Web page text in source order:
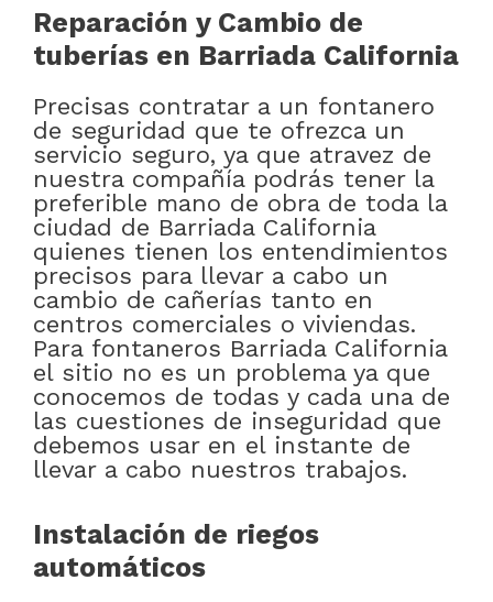
Reparación y Cambio de
tuberías en Barriada California
Precisas contratar a un fontanero
de seguridad que te ofrezca un
servicio seguro, ya que atravez de
nuestra compañía podrás tener la
preferible mano de obra de toda la
ciudad de Barriada California
quienes tienen los entendimientos
precisos para llevar a cabo un
cambio de cañerías tanto en
centros comerciales o viviendas.
Para fontaneros Barriada California
el sitio no es un problema ya que
conocemos de todas y cada una de
las cuestiones de inseguridad que
debemos usar en el instante de
llevar a cabo nuestros trabajos.
Instalación de riegos
automáticos